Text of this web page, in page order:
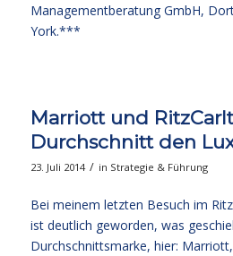
Managementberatung GmbH,
York.***
Marriott und
Durchschnitt den
23. Juli 2014 / in Strategie & Führung
Bei meinem letzten Besuch im
ist deutlich geworden, was
Durchschnittsmarke, hier: